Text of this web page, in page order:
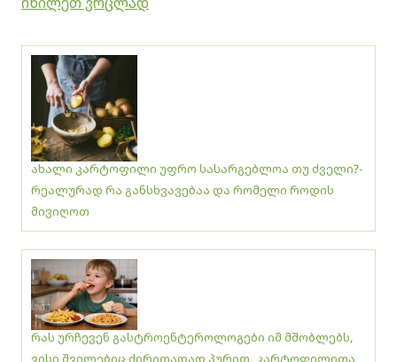
ახალი კარტოფილი უფრო სასარგებლოა თუ ძველი?-
რეალურად რა განსხვავებაა და რომელი როდის
მივიღოთ
რას ურჩევენ გასტროენტეროლოგები იმ მშობლებს,
ვისი შვილებიც ძირითადად პურით, კარტოფილითა